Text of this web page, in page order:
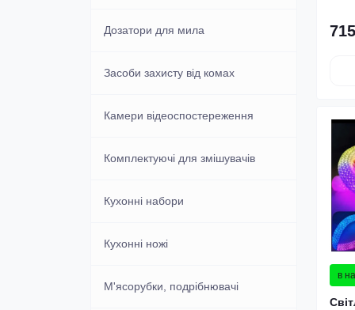
відпарювачі
Пилососи
Плойки, праски для волосся
Термометри та гігрометри
Масажери
Набори для манікюру та
Дозатори для мила
Засоби захисту від комах
Камери відеоспостереження
Комплектуючі для змішувачів
Кухонні набори
Кухонні ножі
М'ясорубки, подрібнювачі
в